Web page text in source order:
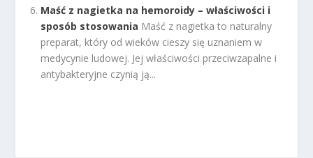
Maść z nagietka na hemoroidy – właściwości i
sposób stosowania Maść z nagietka to naturalny
preparat, który od wieków cieszy się uznaniem w
medycynie ludowej. Jej właściwości przeciwzapalne i
antybakteryjne czynią ją...